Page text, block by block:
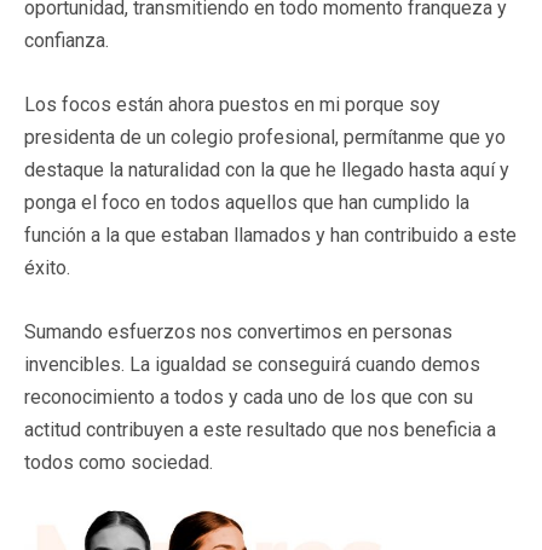
oportunidad, transmitiendo en todo momento franqueza y
confianza.
Los focos están ahora puestos en mi porque soy
presidenta de un colegio profesional, permítanme que yo
destaque la naturalidad con la que he llegado hasta aquí y
ponga el foco en todos aquellos que han cumplido la
función a la que estaban llamados y han contribuido a este
éxito.
Sumando esfuerzos nos convertimos en personas
invencibles. La igualdad se conseguirá cuando demos
reconocimiento a todos y cada uno de los que con su
actitud contribuyen a este resultado que nos beneficia a
todos como sociedad.